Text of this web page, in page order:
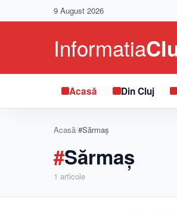
9 August 2026
Acasă Din Cluj
Acasă/#Sărmaș
#Sărmaș
1 articole